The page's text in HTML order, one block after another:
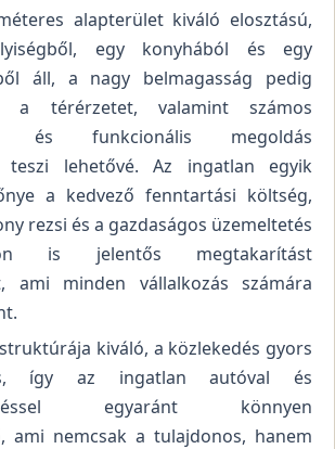
alapterület kiváló elosztású,
egy konyhából és egy
áll, a nagy belmagasság pedig
a térérzetet, valamint számos
és funkcionális megoldás
teszi lehetővé. Az ingatlan egyik
a kedvező fenntartási költség,
rezsi és a gazdaságos üzemeltetés
is jelentős megtakarítást
ami minden vállalkozás számára
kiváló, a közlekedés gyors
így az ingatlan autóval és
egyaránt könnyen
ami nemcsak a tulajdonos, hanem